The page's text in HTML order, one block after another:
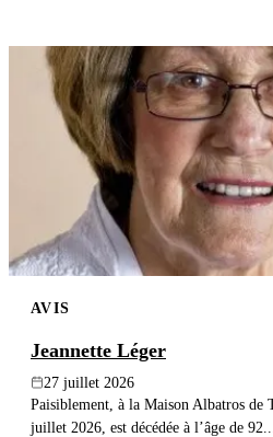
AVIS
Jeannette Léger
27 juillet 2026
Paisiblement, à la Maison Albatros de
juillet 2026, est décédée à l’âge de 92...